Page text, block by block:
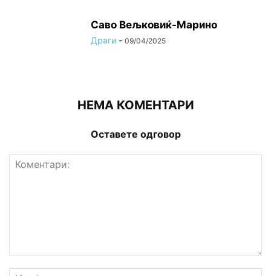
Саво Вељковиќ-Марино
Драги - 09/04/2025
НЕМА КОМЕНТАРИ
Оставете одговор